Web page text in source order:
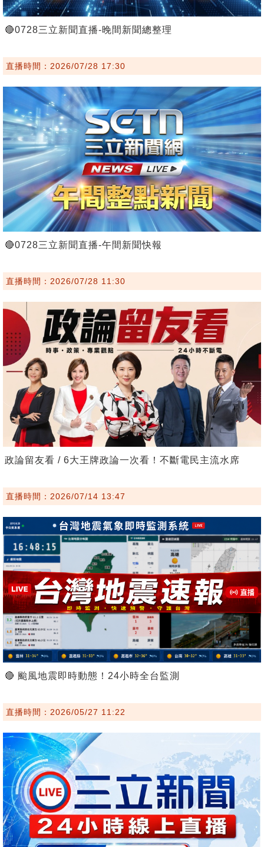
🔴0728三立新聞直播-晚間新聞總整理
直播時間：2026/07/28 17:30
🔴0728三立新聞直播-午間新聞快報
直播時間：2026/07/28 11:30
政論留友看 / 6大王牌政論一次看！不斷電民主流水席
直播時間：2026/07/14 13:47
🔴 颱風地震即時動態！24小時全台監測
直播時間：2026/05/27 11:22